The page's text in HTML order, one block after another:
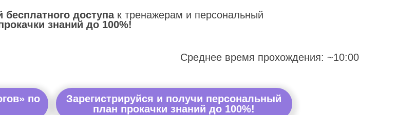
бесплатного доступак тренажерам и персональный
знаний до 100%!
Среднее время прохождения: ~10:00
по
Зарегистрируйся и получи персональный
план прокачки знаний до 100%!